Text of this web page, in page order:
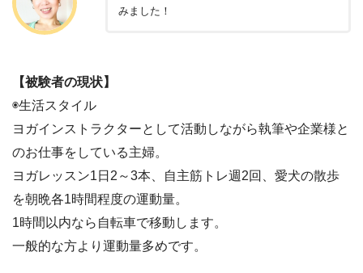
みました！
【被験者の現状】
◉生活スタイル
ヨガインストラクターとして活動しながら執筆や企業様と
のお仕事をしている主婦。
ヨガレッスン1日2～3本、自主筋トレ週2回、愛犬の散歩
を朝晩各1時間程度の運動量。
1時間以内なら自転車で移動します。
一般的な方より運動量多めです。